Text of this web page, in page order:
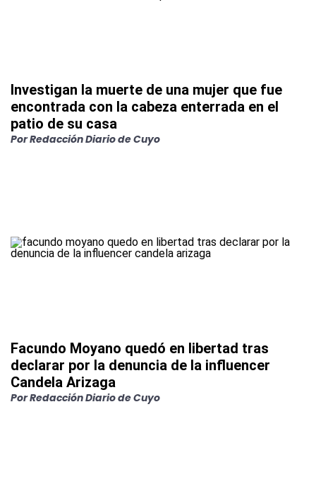
Investigan la muerte de una mujer que fue
encontrada con la cabeza enterrada en el
patio de su casa
PorRedacción Diario de Cuyo
Facundo Moyano quedó en libertad tras
declarar por la denuncia de la influencer
Candela Arizaga
PorRedacción Diario de Cuyo